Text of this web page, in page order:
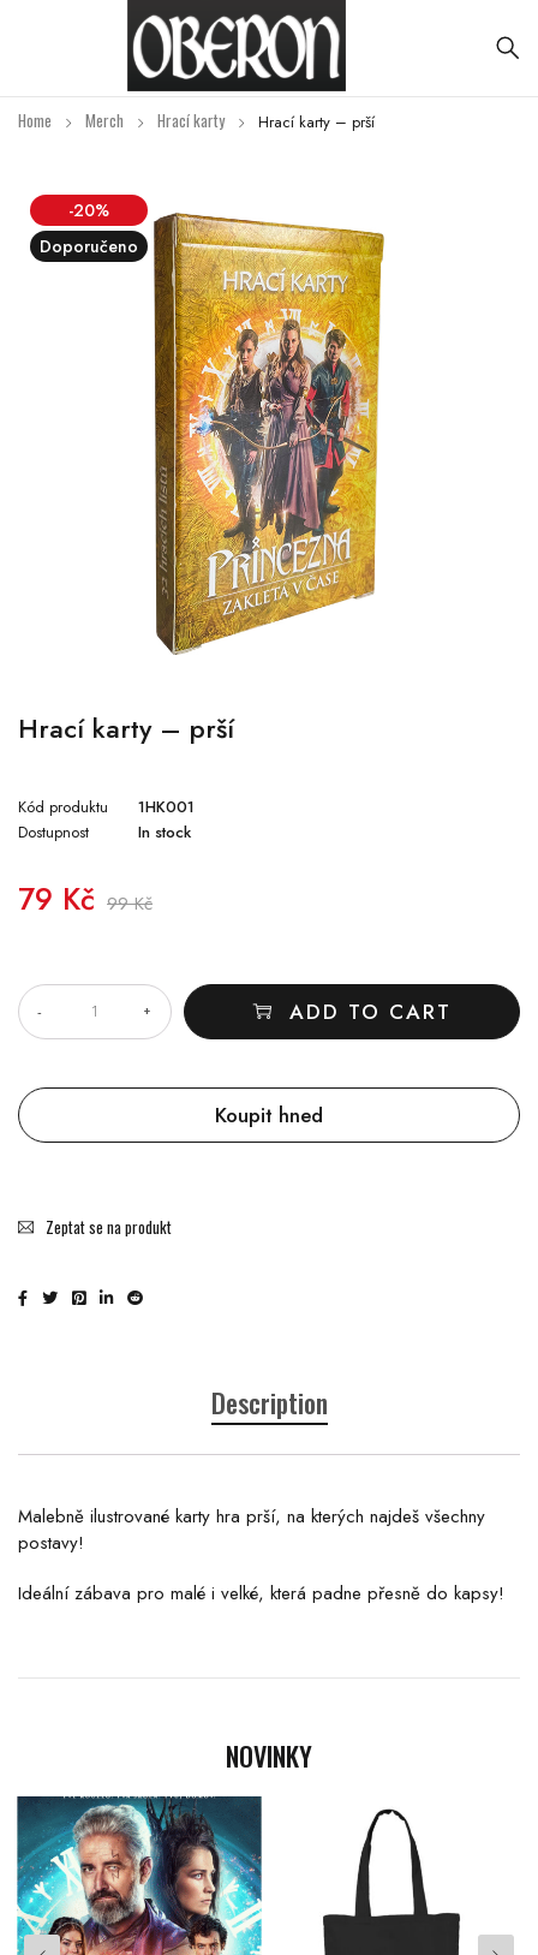
Home Merch Hrací karty Hrací karty – prší
-20%
Doporučeno
Hrací karty – prší
Kód produktu
1HK001
Dostupnost
In stock
99Kč
79 Kč
ADD TO CART
Koupit hned
Zeptat se na produkt
Description
Malebně ilustrované karty hra prší, na kterých najdeš všechny
postavy!
Ideální zábava pro malé i velké, která padne přesně do kapsy!
NOVINKY